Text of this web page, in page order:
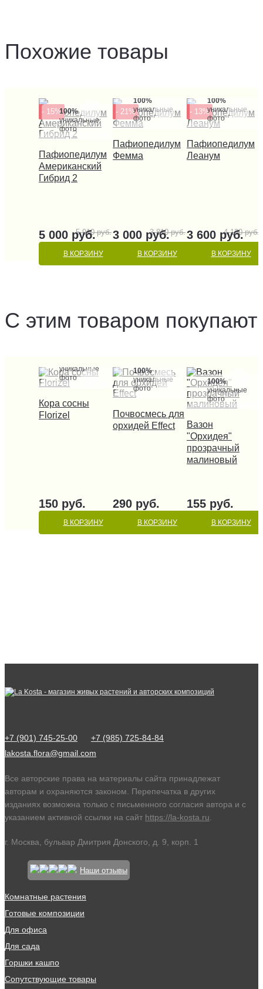
Похожие товары
- 15%100%
уникальные
фото
КУПИТЬ В 1 КЛИК
Пафиопедилум
Американский
Гибрид 2
5 910 руб.
5 000 руб.
В КОРЗИНУ
- 21%
100%
уникальные
фото
КУПИТЬ В 1 КЛИК
Пафиопедилум
Фемма
3 810 руб.
3 000 руб.
В КОРЗИНУ
- 13%
100%
уникальные
фото
КУПИТЬ В 1 КЛИК
Пафиопедилум
Леанум
4 130 руб.
3 600 руб.
В КОРЗИНУ
С этим товаром покупают
уникальные
фото
КУПИТЬ В 1 КЛИК
Кора сосны
Florizel
150 руб.
В КОРЗИНУ
100%
уникальные
фото
КУПИТЬ В 1 КЛИК
Почвосмесь для
орхидей Effect
290 руб.
В КОРЗИНУ
100%
уникальные
фото
КУПИТЬ В 1 КЛИК
Вазон
"Орхидея"
прозрачный
малиновый
155 руб.
В КОРЗИНУ
+7 (901) 745-25-00
+7 (985) 725-84-84
lakosta.flora@gmail.com
Все авторские права на материалы сайта принадлежат
авторам и охраняются законом. Перепечатка в других
изданиях возможна только с письменного согласия автора и с
указанием активной ссылки на сайт https://la-kosta.ru
г. Москва, бульвар Дмитрия Донского, д. 9, корп. 1
Наши отзывы
Комнатные растения
Готовые композиции
Для офиса
Для сада
Горшки кашпо
Сопутствующие товары